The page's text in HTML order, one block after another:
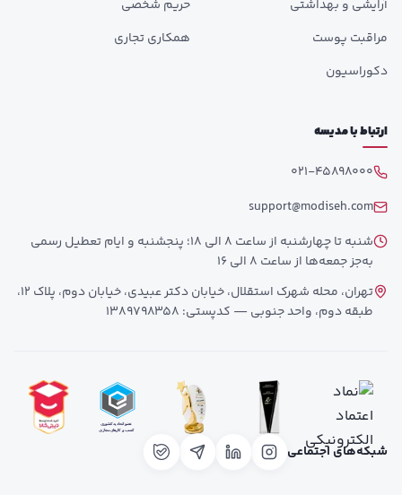
آرایشی و بهداشتی
مراقبت پوست
دکوراسیون
حریم شخصی
همکاری تجاری
ارتباط با مدیسه
021-45898000
support@modiseh.com
شنبه تا چهارشنبه از ساعت 8 الی 18؛ پنجشنبه و ایام تعطیل رسمی
به‌جز جمعه‌ها از ساعت 8 الی 16
تهران، محله شهرک استقلال، خیابان دکتر عبیدی، خیابان دوم، پلاک 12،
طبقه دوم، واحد جنوبی — کدپستی: 1389798358
شبکه‌های اجتماعی